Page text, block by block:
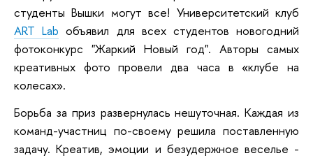
студенты Вышки могут все! Университетский клуб
ART Lab объявил для всех студентов новогодний
фотоконкурс "Жаркий Новый год". Авторы самых
креативных фото провели два часа в «клубе на
колесах».
Борьба за приз развернулась нешуточная. Каждая из
команд-участниц по-своему решила поставленную
задачу. Креатив, эмоции и безудержное веселье -